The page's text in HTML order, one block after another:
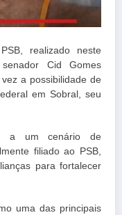
realizado neste
Cid Gomes
a possibilidade de
em Sobral, seu
a um cenário de
filiado ao PSB,
para fortalecer
uma das principais